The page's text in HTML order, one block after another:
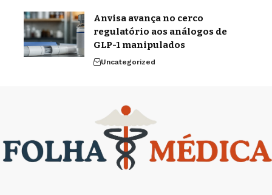
Anvisa avança no cerco
regulatório aos análogos de
GLP-1 manipulados
Uncategorized